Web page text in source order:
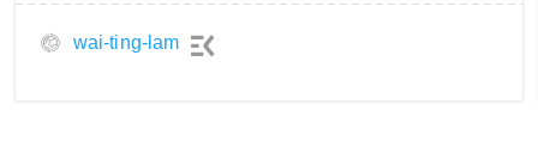
wai-ting-lam